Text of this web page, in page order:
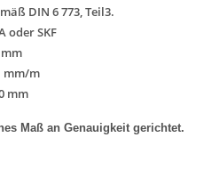
DIN 6 773, Teil3.
oder SKF
mm
mm/m
mm
Maß an Genauigkeit gerichtet.